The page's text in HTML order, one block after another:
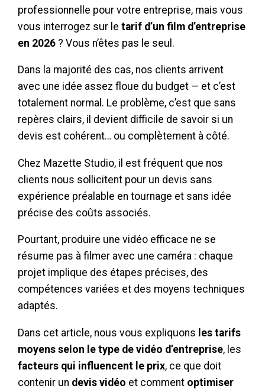
professionnelle pour votre entreprise, mais vous
vous interrogez sur le tarif d’un film d’entreprise
en 2026 ? Vous n’êtes pas le seul.
Dans la majorité des cas, nos clients arrivent
avec une idée assez floue du budget — et c’est
totalement normal. Le problème, c’est que sans
repères clairs, il devient difficile de savoir si un
devis est cohérent… ou complètement à côté.
Chez Mazette Studio, il est fréquent que nos
clients nous sollicitent pour un devis sans
expérience préalable en tournage et sans idée
précise des coûts associés.
Pourtant, produire une vidéo efficace ne se
résume pas à filmer avec une caméra : chaque
projet implique des étapes précises, des
compétences variées et des moyens techniques
adaptés.
Dans cet article, nous vous expliquons les tarifs
moyens selon le type de vidéo d’entreprise, les
facteurs qui influencent le prix, ce que doit
contenir un devis vidéo et comment optimiser